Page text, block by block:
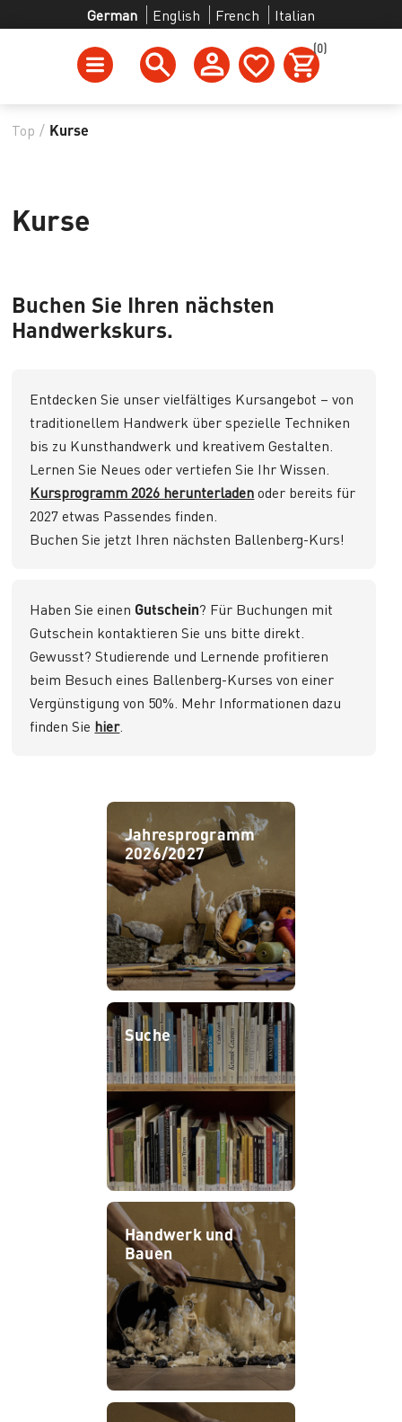
German English French Italian
(0)
Top / Kurse
Kurse
Buchen Sie Ihren nächsten
Handwerkskurs.
Entdecken Sie unser vielfältiges Kursangebot – von
traditionellem Handwerk über spezielle Techniken
bis zu Kunsthandwerk und kreativem Gestalten.
Lernen Sie Neues oder vertiefen Sie Ihr Wissen.
Kursprogramm 2026 herunterladenoder bereits für
2027 etwas Passendes finden.
Buchen Sie jetzt Ihren nächsten Ballenberg-Kurs!
Haben Sie einen Gutschein? Für Buchungen mit
Gutschein kontaktieren Sie uns bitte direkt.
Gewusst? Studierende und Lernende profitieren
beim Besuch eines Ballenberg-Kurses von einer
Vergünstigung von 50%. Mehr Informationen dazu
finden Sie hier.
Jahresprogramm
2026/2027
Suche
Handwerk und
Bauen